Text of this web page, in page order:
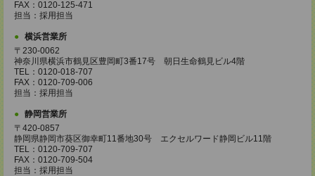
FAX：0120-125-471
担当：採用担当
横浜営業所
〒230-0062
神奈川県横浜市鶴見区豊岡町3番17号 朝日生命鶴見ビル4階
TEL：0120-018-707
FAX：0120-709-006
担当：採用担当
静岡営業所
〒420-0857
静岡県静岡市葵区御幸町11番地30号 エクセルワード静岡ビル11階
TEL：0120-709-707
FAX：0120-709-504
担当：採用担当